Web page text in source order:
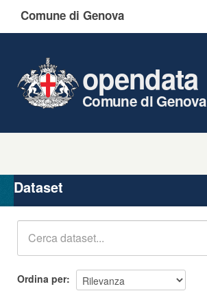
Comune di Genova
opendata
Comune di Genova
Organizzazioni
Gruppi
Dataset
Ordina per